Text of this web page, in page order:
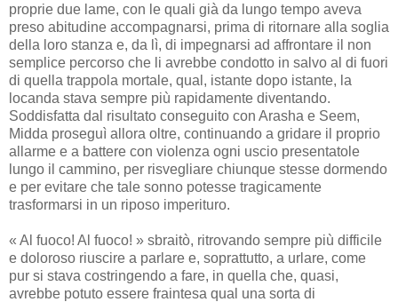
proprie due lame, con le quali già da lungo tempo aveva
preso abitudine accompagnarsi, prima di ritornare alla soglia
della loro stanza e, da lì, di impegnarsi ad affrontare il non
semplice percorso che li avrebbe condotto in salvo al di fuori
di quella trappola mortale, qual, istante dopo istante, la
locanda stava sempre più rapidamente diventando.
Soddisfatta dal risultato conseguito con Arasha e Seem,
Midda proseguì allora oltre, continuando a gridare il proprio
allarme e a battere con violenza ogni uscio presentatole
lungo il cammino, per risvegliare chiunque stesse dormendo
e per evitare che tale sonno potesse tragicamente
trasformarsi in un riposo imperituro.
« Al fuoco! Al fuoco! » sbraitò, ritrovando sempre più difficile
e doloroso riuscire a parlare e, soprattutto, a urlare, come
pur si stava costringendo a fare, in quella che, quasi,
avrebbe potuto essere fraintesa qual una sorta di